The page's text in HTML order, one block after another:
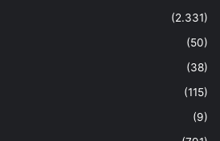
(2.331)
(50)
(38)
(115)
(9)